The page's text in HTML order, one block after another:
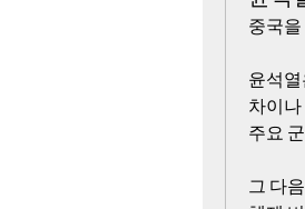
중국
윤석
차이
주요
그 다